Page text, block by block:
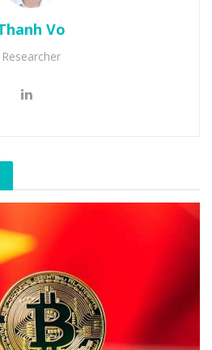
Vo
Researcher